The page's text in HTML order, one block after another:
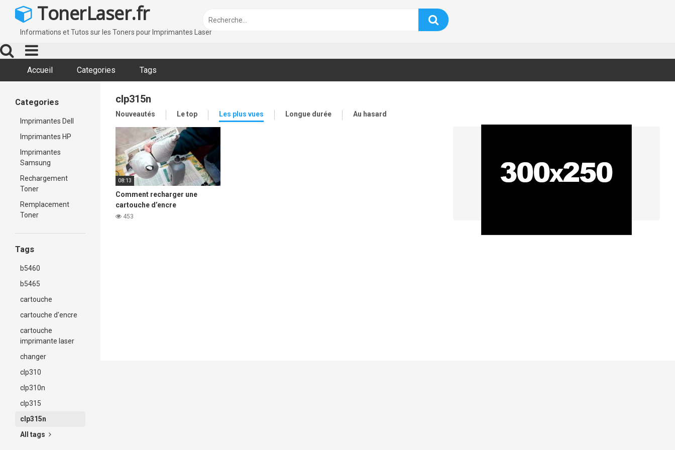
TonerLaser.fr
Informations et Tutos sur les Toners pour Imprimantes Laser
Accueil Categories Tags
Categories
Imprimantes Dell
Imprimantes HP
Imprimantes
Samsung
Rechargement
Toner
Remplacement
Toner
Tags
b5460
b5465
cartouche
cartouche d'encre
cartouche
imprimante laser
changer
clp310
clp310n
clp315
clp315n
All tags
clp315n
Nouveautés Le top Les plus vues Longue durée Au hasard
08:13
Comment recharger une
cartouche d’encre
d’imprimante laser Samsung
453